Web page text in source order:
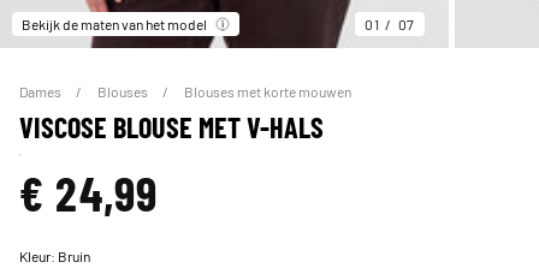
Bekijk de maten van het model 01 07
Dames Blouses Blouses met korte mouwen
VISCOSE BLOUSE MET V-HALS
€ 24,99
Kleur: Bruin